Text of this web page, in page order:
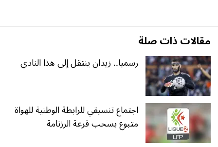
مقالات ذات صلة
رسميا.. زيدان ينتقل إلى هذا النادي
اجتماع تنسيقي للرابطة الوطنية للهواة
متبوع بسحب قرعة الرزنامة